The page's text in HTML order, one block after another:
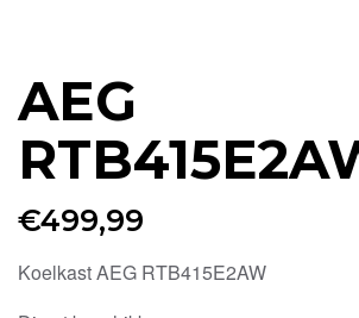
AEG
€499,99
Koelkast AEG RTB415E2AW